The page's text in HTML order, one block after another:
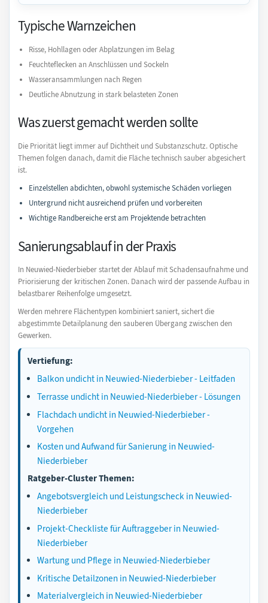
Typische Warnzeichen
Risse, Hohllagen oder Abplatzungen im Belag
Feuchteflecken an Anschlüssen und Sockeln
Wasseransammlungen nach Regen
Deutliche Abnutzung in stark belasteten Zonen
Was zuerst gemacht werden sollte
Die Priorität liegt immer auf Dichtheit und Substanzschutz. Optische
Themen folgen danach, damit die Fläche technisch sauber abgesichert
ist.
Einzelstellen abdichten, obwohl systemische Schäden vorliegen
Untergrund nicht ausreichend prüfen und vorbereiten
Wichtige Randbereiche erst am Projektende betrachten
Sanierungsablauf in der Praxis
In Neuwied-Niederbieber startet der Ablauf mit Schadensaufnahme und
Priorisierung der kritischen Zonen. Danach wird der passende Aufbau in
belastbarer Reihenfolge umgesetzt.
Werden mehrere Flächentypen kombiniert saniert, sichert die
abgestimmte Detailplanung den sauberen Übergang zwischen den
Gewerken.
Vertiefung:
Balkon undicht in Neuwied-Niederbieber - Leitfaden
Terrasse undicht in Neuwied-Niederbieber - Lösungen
Flachdach undicht in Neuwied-Niederbieber -
Vorgehen
Kosten und Aufwand für Sanierung in Neuwied-
Niederbieber
Ratgeber-Cluster Themen:
Angebotsvergleich und Leistungscheck in Neuwied-
Niederbieber
Projekt-Checkliste für Auftraggeber in Neuwied-
Niederbieber
Wartung und Pflege in Neuwied-Niederbieber
Kritische Detailzonen in Neuwied-Niederbieber
Materialvergleich in Neuwied-Niederbieber